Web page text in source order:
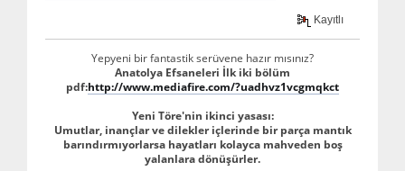
Kayıtlı
Yepyeni bir fantastik serüvene hazır mısınız?
Anatolya Efsaneleri İlk iki bölüm
pdf:http://www.mediafire.com/?uadhvz1vcgmqkct
Yeni Töre'nin ikinci yasası:
Umutlar, inançlar ve dilekler içlerinde bir parça mantık
barındırmıyorlarsa hayatları kolayca mahveden boş
yalanlara dönüşürler.